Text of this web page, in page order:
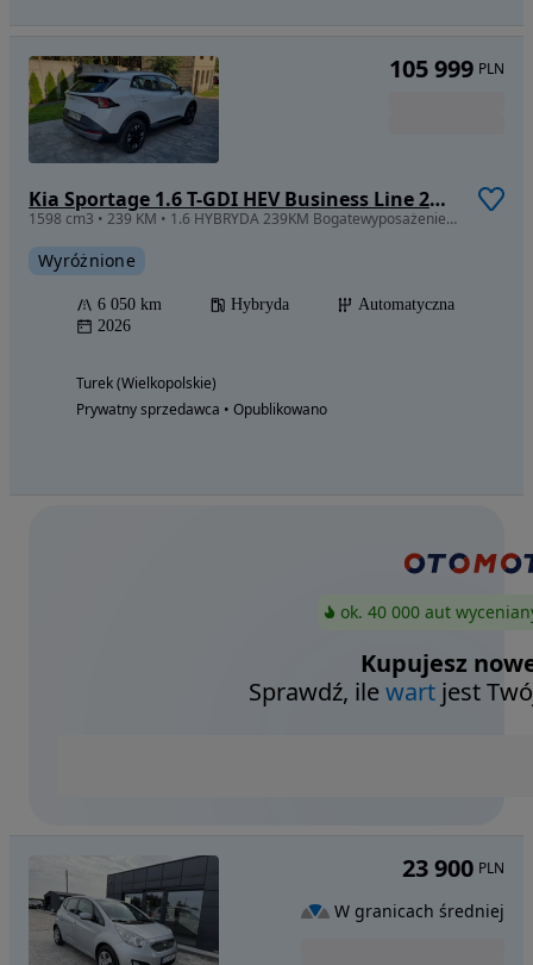
Kia Sportage 1.6 T-GDI HEV Business Line 2WD
1598 cm3 • 239 KM • 1.6 HYBRYDA 239KM Bogatewyposażenie Stan jak Nowy Mały Przebieg Okazja
Wyróżnione
6 050 km Hybryda
Automatyczna
2026
Turek (Wielkopolskie)
Prywatny sprzedawca • Opublikowano
105 999 PLN
ok. 40 000 aut
Kupujesz
Sprawdź, ilewart jest
23 900 PLN
W granicach średniej